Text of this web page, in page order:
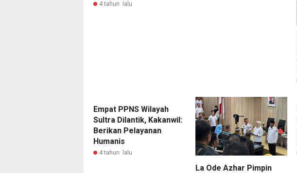
4 tahun lalu
Empat PPNS Wilayah
Sultra Dilantik, Kakanwil:
Berikan Pelayanan
Humanis
4 tahun lalu
La Ode Azhar Pimpin